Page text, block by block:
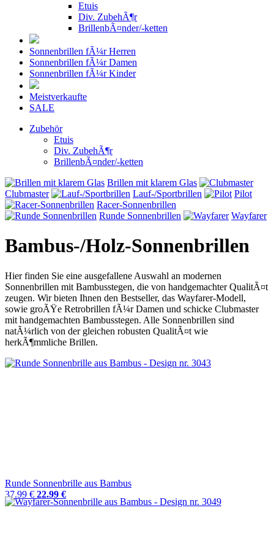
Etuis
Div. ZubehÃ¶r
BrillenbÃ¤nder/-ketten
Sonnenbrillen fÃ¼r Herren
Sonnenbrillen fÃ¼r Damen
Sonnenbrillen fÃ¼r Kinder
Meistverkaufte
SALE
Zubehör
Etuis
Div. ZubehÃ¶r
BrillenbÃ¤nder/-ketten
Brillen mit klarem Glas
Clubmaster
Lauf-/Sportbrillen
Pilot
Racer-Sonnenbrillen
Runde Sonnenbrillen
Wayfarer
Bambus-/Holz-Sonnenbrillen
Hier finden Sie eine ausgefallene Auswahl an modernen
Sonnenbrillen mit Bambusstegen, die von handgemachter QualitÃ¤t
zeugen. Wir bieten Ihnen den Bestseller, das Wayfarer-Modell,
sowie groÃŸe Retrobrillen fÃ¼r Damen und schicke Clubmaster
mit handgemachten Bambusstegen. Alle Sonnenbrillen sind
natÃ¼rlich von der gleichen robusten QualitÃ¤t wie
herkÃ¶mmliche Brillen.
Runde Sonnenbrille aus Bambus
37.99 € 22.99 €